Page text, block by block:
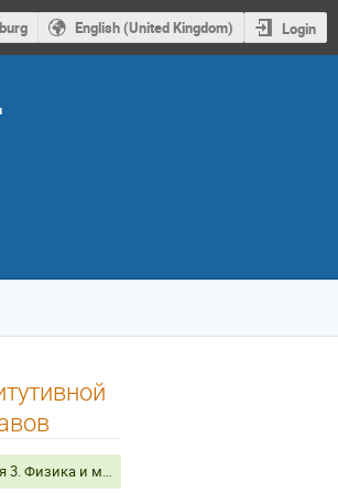
English (United Kingdom) Login
Секция 3. Физика и механика мезо- и наноструктурных систем